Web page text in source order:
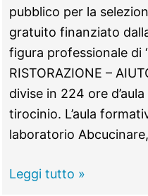
pubblico per la
gratuito finanziato
figura professionale di
RISTORAZIONE –
divise in 224 ore
tirocinio. L’aula
laboratorio Abcucinare,
MONTEROTONDO
Leggi tutto »